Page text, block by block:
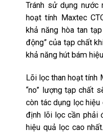
Tránh sử dụng nước
hoạt tính Maxtec
khả năng hòa tan
động” của tạp chất
khả năng hút bám
Lõi lọc than hoạt tính
“no” lượng tạp chất
còn tác dụng lọc hiệu
định lõi lọc cần phải
hiệu quả lọc cao